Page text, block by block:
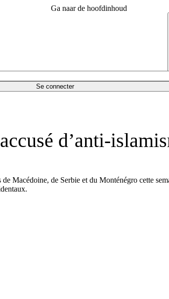
Ga naar de hoofdinhoud
Se connecter
d’anti-
Macédoine, de Serbie et du Monténégro cette